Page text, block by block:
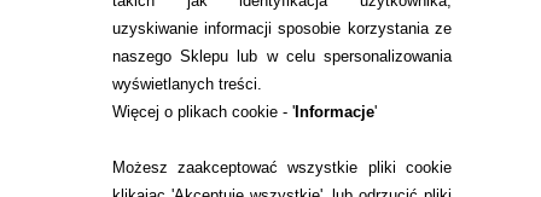
uzyskiwanie informacji sposobie korzystania ze
naszego Sklepu lub w celu spersonalizowania
wyświetlanych treści.
Więcej o plikach cookie - 'Informacje'
Możesz zaakceptować wszystkie pliki cookie
INFORMACJE KONTAKTOWE
KONTAKT
TEL.